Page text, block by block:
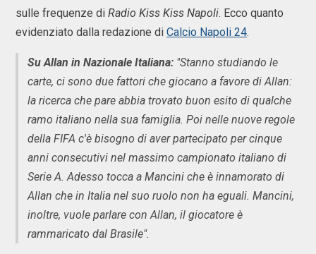
sulle frequenze di Radio Kiss Kiss Napoli. Ecco quanto
evidenziato dalla redazione di Calcio Napoli 24.
Su Allan in Nazionale Italiana: "Stanno studiando le
carte, ci sono due fattori che giocano a favore di Allan:
la ricerca che pare abbia trovato buon esito di qualche
ramo italiano nella sua famiglia. Poi nelle nuove regole
della FIFA c'è bisogno di aver partecipato per cinque
anni consecutivi nel massimo campionato italiano di
Serie A. Adesso tocca a Mancini che è innamorato di
Allan che in Italia nel suo ruolo non ha eguali. Mancini,
inoltre, vuole parlare con Allan, il giocatore è
rammaricato dal Brasile".